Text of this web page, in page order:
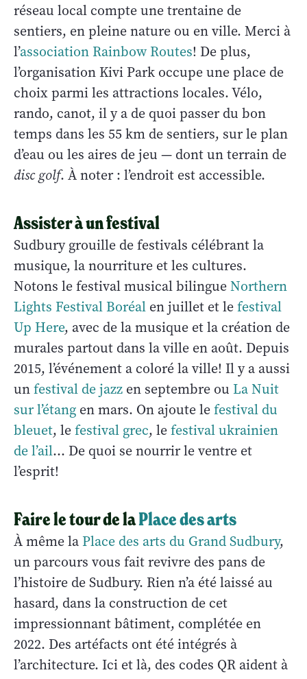
réseau local compte une trentaine de
sentiers, en pleine nature ou en ville. Merci à
l’association Rainbow Routes! De plus,
l’organisation Kivi Park occupe une place de
choix parmi les attractions locales. Vélo,
rando, canot, il y a de quoi passer du bon
temps dans les 55 km de sentiers, sur le plan
d’eau ou les aires de jeu — dont un terrain de
disc golf. À noter : l’endroit est accessible.
Assister à un festival
Sudbury grouille de festivals célébrant la
musique, la nourriture et les cultures.
Notons le festival musical bilingueNorthern
Lights Festival Boréal en juillet et lefestival
Up Here, avec de la musique et la création de
murales partout dans la ville en août. Depuis
2015, l’événement a coloré la ville! Il y a aussi
unfestival de jazz en septembre ou La Nuit
sur l’étang en mars. On ajoute lefestival du
bleuet, lefestival grec, lefestival ukrainien
de l’ail… De quoi se nourrir le ventre et
l’esprit!
Faire le tour de laPlace des arts
À même la Place des arts du Grand Sudbury,
un parcours vous fait revivre des pans de
l’histoire de Sudbury. Rien n’a été laissé au
hasard, dans la construction de cet
impressionnant bâtiment, complétée en
2022. Des artéfacts ont été intégrés à
l’architecture. Ici et là, des codes QR aident à